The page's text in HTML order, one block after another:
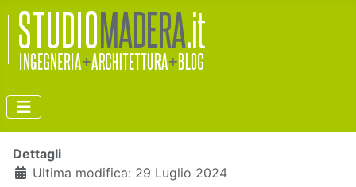
Dettagli
Ultima modifica: 29 Luglio 2024